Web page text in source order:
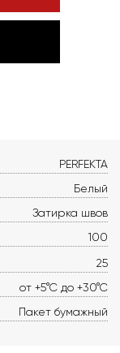
PERFEKTA
Белый
Затирка швов
100
25
от +5°С до +30°С
Пакет бумажный